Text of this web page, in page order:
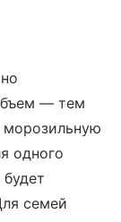
— тем
морозильную
одного
семей